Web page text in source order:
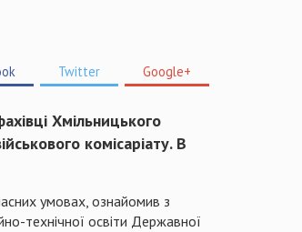
Twitter Google+
Хмільницького
комісаріату. В
умовах, ознайомив з
технічної освіти Державної